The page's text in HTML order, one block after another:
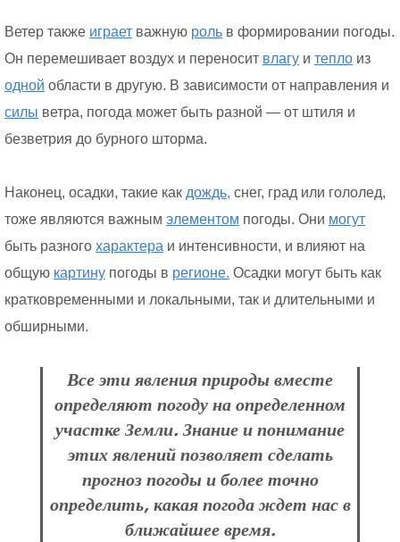
Ветер также играет важную роль в формировании погоды.
Он перемешивает воздух и переносит влагу и тепло из
одной области в другую. В зависимости от направления и
силы ветра, погода может быть разной — от штиля и
безветрия до бурного шторма.
Наконец, осадки, такие как дождь, снег, град или гололед,
тоже являются важным элементом погоды. Они могут
быть разного характера и интенсивности, и влияют на
общую картину погоды в регионе. Осадки могут быть как
кратковременными и локальными, так и длительными и
обширными.
Все эти явления природы вместе
определяют погоду на определенном
участке Земли. Знание и понимание
этих явлений позволяет сделать
прогноз погоды и более точно
определить, какая погода ждет нас в
ближайшее время.